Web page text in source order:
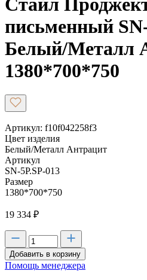
письменный
Белый/Металл
1380*700*750
Артикул: f10f042258f3
Цвет изделия
Белый/Металл Антрацит
Артикул
SN-5P.SP-013
Размер
1380*700*750
19 334 ₽
Добавить в корзину
Помощь менеджера